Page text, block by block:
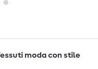
moda con stile